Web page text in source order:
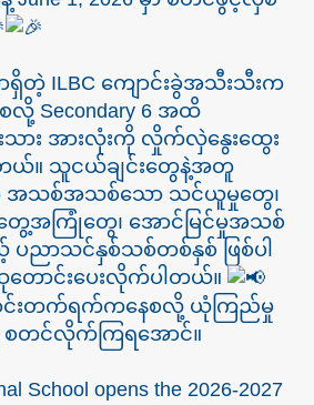
ာရှိတဲ့ ILBC ကျောင်းခွဲအသီးသီးက
စလို့ Secondary 6 အထိ
းသား အားလုံးကို လှိုက်လှဲနွေးထွေး
ယ်။ သူငယ်ချင်းတွေနဲ့အတူ
အသစ်အသစ်သော သင်ယူမှုတွေ၊
ေ့အကြုံတွေ၊ အောင်မြင်မှုအသစ်
ညာသင်နှစ်သစ်တစ်နှစ် ဖြစ်ပါ
တောင်းပေးလိုက်ပါတယ်။
င်းတက်ရက်ကနေစလို့ ယုံကြည်မှု
တင်လိုက်ကြရအောင်။
School opens the 2026-2027